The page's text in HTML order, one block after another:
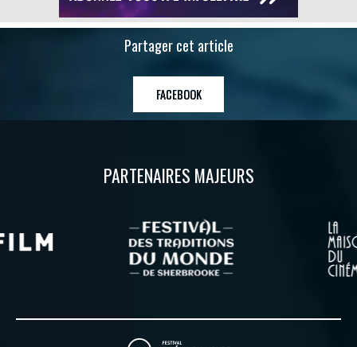
Partager cet article
FACEBOOK
PARTENAIRES MAJEURS